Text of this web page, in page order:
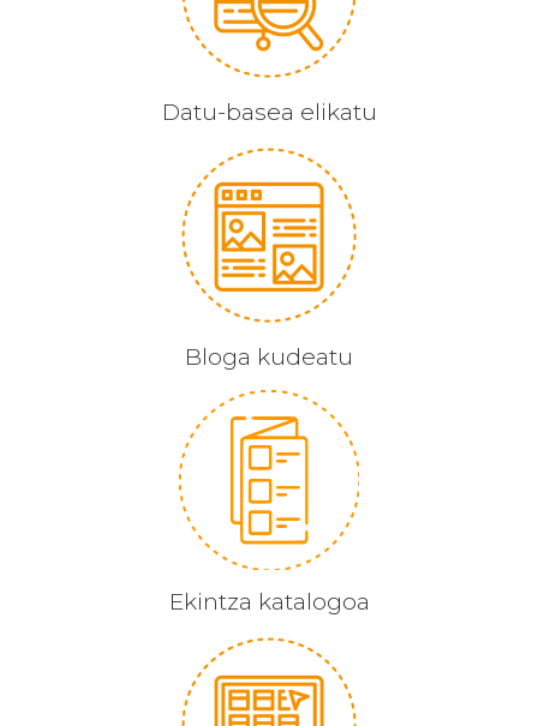
Datu-basea elikatu
Bloga kudeatu
Ekintza katalogoa